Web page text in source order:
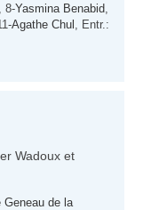
, 8-Yasmina Benabid
Agathe Chul
, Entr.:
Wadoux et
Geneau de la